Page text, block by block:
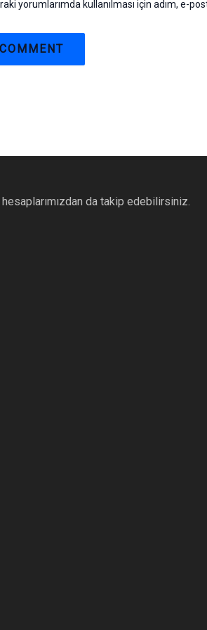
yorumlarımda kullanılması için adım, e-
da takip edebilirsiniz.